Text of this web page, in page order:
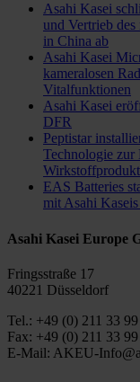
Asahi Kasei
und Vertrieb
in China ab
Asahi Kasei
kameralosen
Vitalfunktionen
Asahi Kasei
DFR
Peptistar
Technologie zur
EAS Batteries
mit Asahi
Asahi Kasei Europe
Fringsstraße 17
40221 Düsseldorf
Tel.: +49 (0) 211 33
Fax: +49 (0) 211 33
E-Mail: AKEU-